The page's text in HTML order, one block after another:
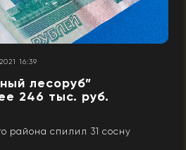
16:39
лесоруб”
246 тыс. руб.
района спилил 31 сосну